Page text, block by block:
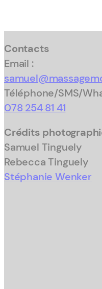
Contacts
Email :
Téléphone/SMS/
078 254 81 41
Crédits
Samuel Tinguely
Rebecca Tinguely
Stéphanie Wenker